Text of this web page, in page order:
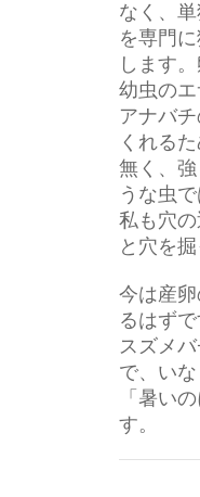
なく、
を専門
します
幼虫の
アナバ
くれる
無く、
うな虫で
私も穴
と穴を掘
今は産
るはずで
スズメ
で、い
「暑い
す。